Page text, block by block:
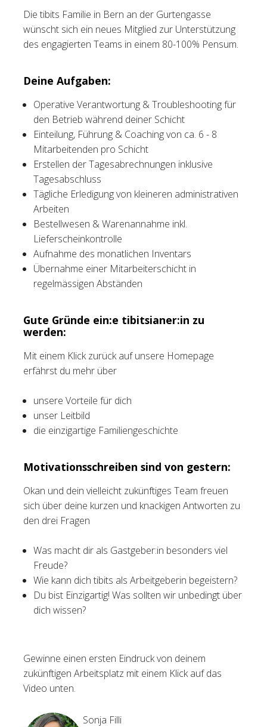
Login
Die tibits Familie in Bern an der Gurtengasse
wünscht sich ein neues Mitglied zur Unterstützung
des engagierten Teams in einem 80-100% Pensum.
Deine Aufgaben:
Operative Verantwortung & Troubleshooting für
den Betrieb während deiner Schicht
Einteilung, Führung & Coaching von ca. 6 - 8
Mitarbeitenden pro Schicht
Erstellen der Tagesabrechnungen inklusive
Tagesabschluss
Tägliche Erledigung von kleineren administrativen
Arbeiten
Bestellwesen & Warenannahme inkl.
Lieferscheinkontrolle
Aufnahme des monatlichen Inventars
Übernahme einer Mitarbeiterschicht in
regelmässigen Abständen
Gute Gründe ein:e tibitsianer:in zu
werden:
Mit einem Klick zurück auf unsere Homepage
erfährst du mehr über
unsere Vorteile für dich
unser Leitbild
die einzigartige Familiengeschichte
Motivationsschreiben sind von gestern:
Okan und dein vielleicht zukünftiges Team freuen
sich über deine kurzen und knackigen Antworten zu
den drei Fragen
Was macht dir als Gastgeber:in besonders viel
Freude?
Wie kann dich tibits als Arbeitgeberin begeistern?
Du bist Einzigartig! Was sollten wir unbedingt über
dich wissen?
Gewinne einen ersten Eindruck von deinem
zukünftigen Arbeitsplatz mit einem Klick auf das
Video unten.
Sonja Filli